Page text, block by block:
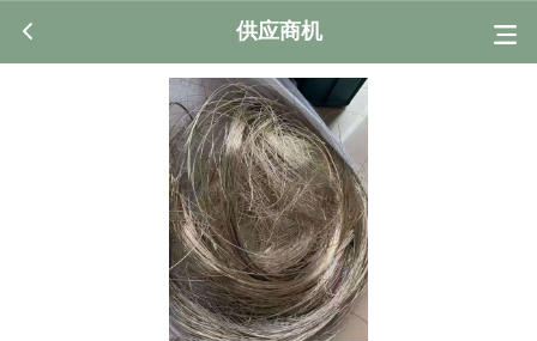
供应商机